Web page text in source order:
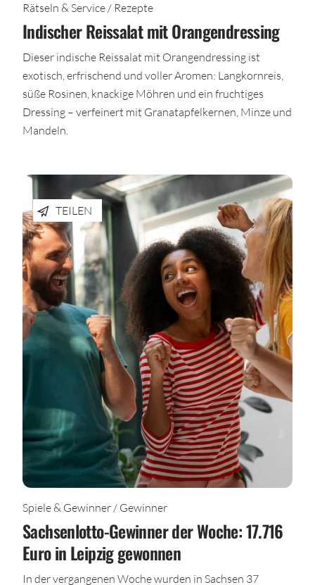
Rätseln & Service / Rezepte
Indischer Reissalat mit Orangendressing
Dieser indische Reissalat mit Orangendressing ist
exotisch, erfrischend und voller Aromen: Langkornreis,
süße Rosinen, knackige Möhren und ein fruchtiges
Dressing – verfeinert mit Granatapfelkernen, Minze und
Mandeln.
TEILEN
Spiele & Gewinner / Gewinner
Sachsenlotto-Gewinner der Woche: 17.716
Euro in Leipzig gewonnen
In der vergangenen Woche wurden in Sachsen 37